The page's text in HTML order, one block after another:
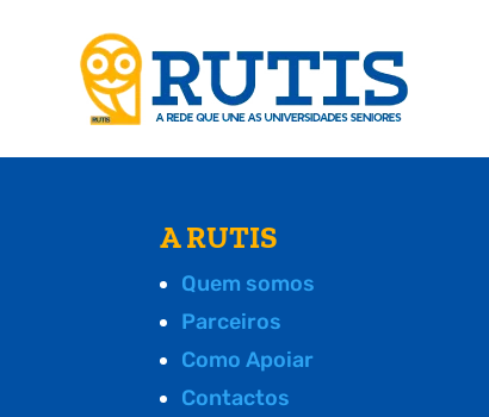
A RUTIS
Quem somos
Parceiros
Como Apoiar
Contactos